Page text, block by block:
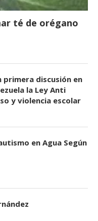
té de orégano
primera discusión en
la Ley Anti
y violencia escolar
en Agua Según